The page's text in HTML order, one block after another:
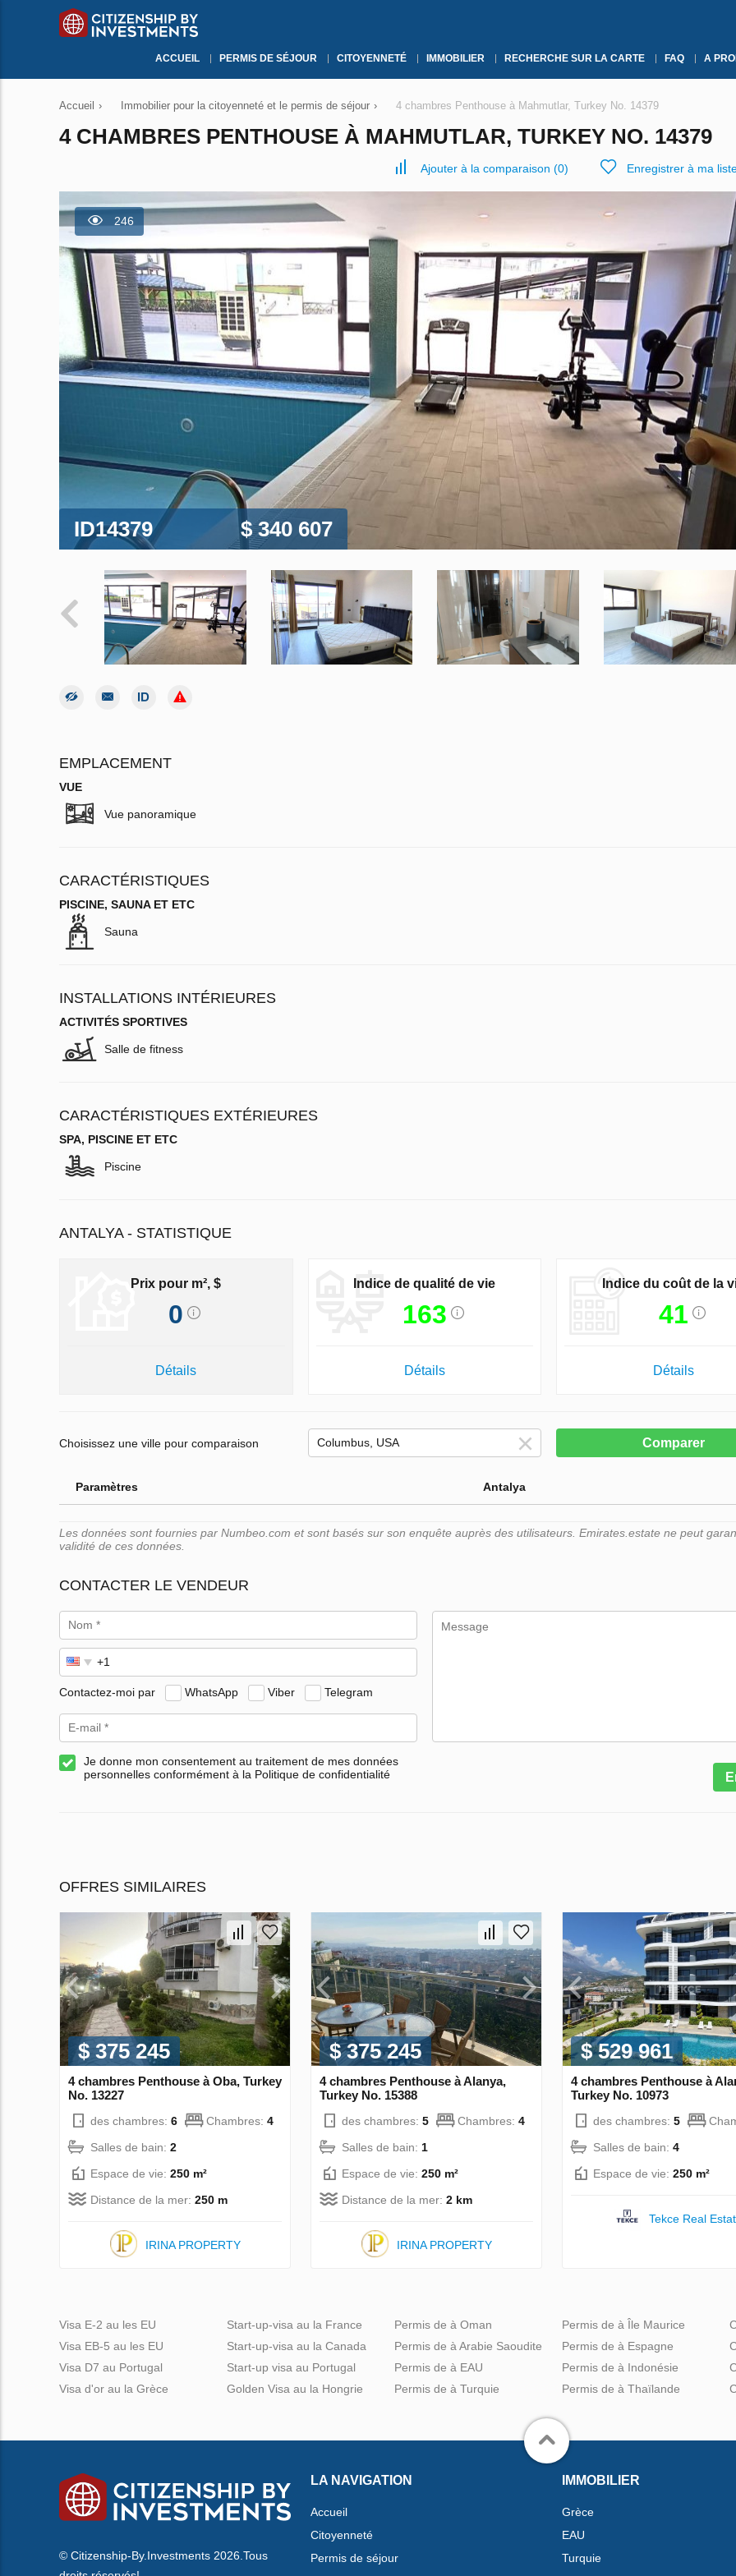
ACCUEIL PERMIS DE SÉJOUR CITOYENNETÉ IMMOBILIER RECHERCHE SUR LA CARTE FAQ A
Accueil › Immobilier pour la citoyenneté et le permis de séjour › 4 chambres Penthouse à Mahmutlar, Turkey No. 14379
4 CHAMBRES PENTHOUSE À MAHMUTLAR, TURKEY NO. 14379
Ajouter à la comparaison (0) Enregistrer à ma
246
ID14379 $ 340 607
EMPLACEMENT
VUE
Vue panoramique
CARACTÉRISTIQUES
PISCINE, SAUNA ET ETC
Sauna
INSTALLATIONS INTÉRIEURES
ACTIVITÉS SPORTIVES
Salle de fitness
CARACTÉRISTIQUES EXTÉRIEURES
SPA, PISCINE ET ETC
Piscine
ANTALYA - STATISTIQUE
Prix pour m², $
0
Détails
Indice de qualité de vie
163
Détails
Indice du coût de la
41
Détails
Choisissez une ville pour comparaison Comparer
Paramètres Antalya
Les données sont fournies par Numbeo.com et sont basés sur son enquête auprès des utilisateurs. Emirates.estate ne peut
validité de ces données.
CONTACTER LE VENDEUR
Contactez-moi par WhatsApp Viber Telegram
Je donne mon consentement au traitement de mes données
personnelles conformément à la Politique de confidentialité
OFFRES SIMILAIRES
$ 375 245
4 chambres Penthouse à Oba, Turkey
No. 13227
des chambres: 6 Chambres: 4
Salles de bain: 2
Espace de vie: 250 m²
Distance de la mer: 250 m
IRINA PROPERTY
$ 375 245
4 chambres Penthouse à Alanya,
Turkey No. 15388
des chambres: 5 Chambres: 4
Salles de bain: 1
Espace de vie: 250 m²
Distance de la mer: 2 km
IRINA PROPERTY
$ 529 961
4 chambres Penthouse à
Turkey No. 10973
des chambres: 5
Salles de bain: 4
Espace de vie: 250 m²
Tekce Real
Visa E-2 au les EU
Visa EB-5 au les EU
Visa D7 au Portugal
Visa d'or au la Grèce
Start-up-visa au la France
Start-up-visa au la Canada
Start-up visa au Portugal
Golden Visa au la Hongrie
Permis de à Oman
Permis de à Arabie Saoudite
Permis de à EAU
Permis de à Turquie
Permis de à Île Maurice
Permis de à Espagne
Permis de à Indonésie
Permis de à Thaïlande
© Citizenship-By.Investments 2026.Tous
LA NAVIGATION
Accueil
Citoyenneté
Permis de séjour
IMMOBILIER
Grèce
EAU
Turquie